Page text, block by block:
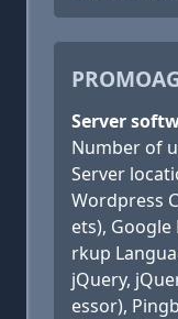
Server
Number of
Server
Wordpress
ets), Google
rkup
jQuery,
essor),